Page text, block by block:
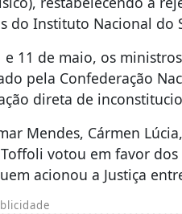
Instituto Nacional do
11 de maio, os
pela Confederação
direta de
Mendes, Cármen
votou em favor
acionou a Justiça